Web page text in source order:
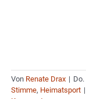
Von Renate Drax |
Stimme, Heimatsport |